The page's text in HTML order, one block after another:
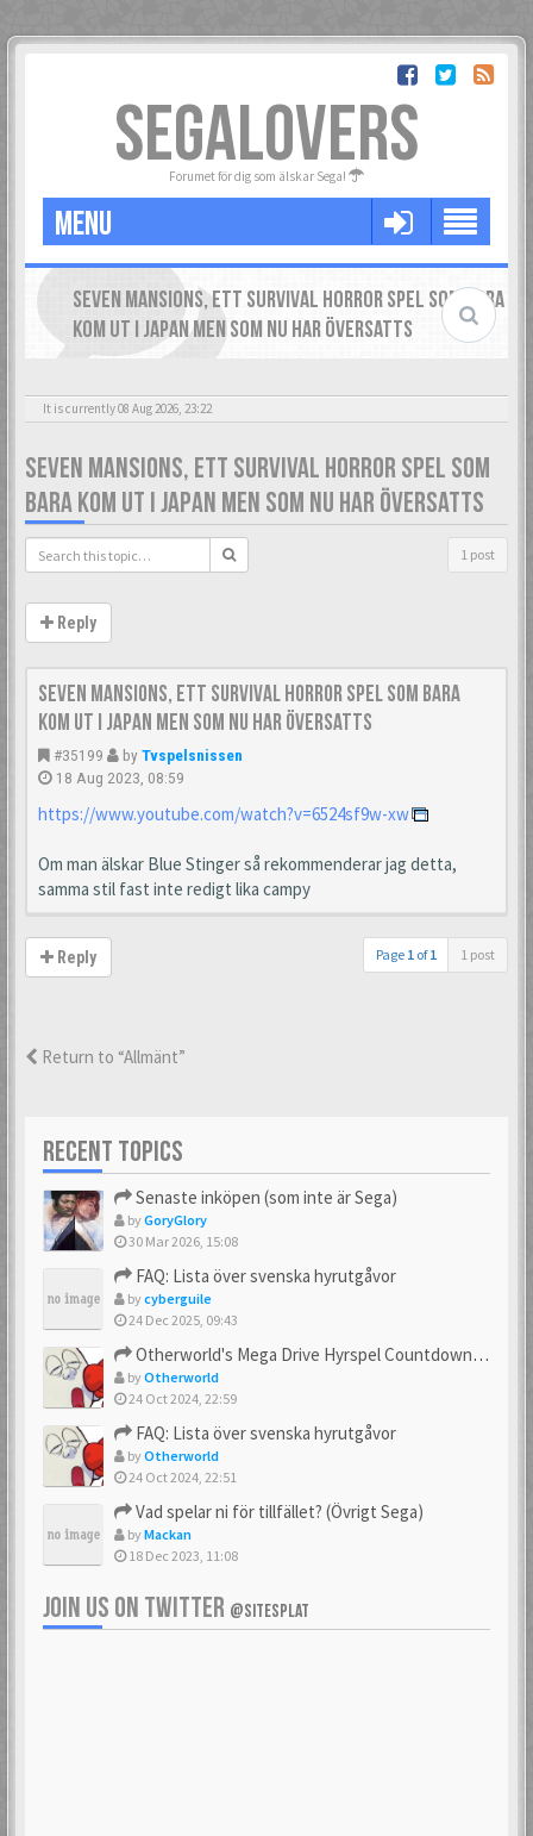
SEGALOVERS
Forumet för dig som älskar Sega!
MENU
SEVEN MANSIONS, ETT SURVIVAL HORROR SPEL SOM BARA
KOM UT I JAPAN MEN SOM NU HAR ÖVERSATTS
It is currently 08 Aug 2026, 23:22
SEVEN MANSIONS, ETT SURVIVAL HORROR SPEL SOM
BARA KOM UT I JAPAN MEN SOM NU HAR ÖVERSATTS
1 post
Reply
Seven Mansions, ett survival horror spel som bara
kom ut i Japan men som nu har översatts
#35199 by Tvspelsnissen
18 Aug 2023, 08:59
https://www.youtube.com/watch?v=6524sf9w-xw
Om man älskar Blue Stinger så rekommenderar jag detta,
samma stil fast inte redigt lika campy
Reply Page 1 of1 1 post
Return to “Allmänt”
RECENT TOPICS
Senaste inköpen (som inte är Sega)
byGoryGlory
30 Mar 2026, 15:08
FAQ: Lista över svenska hyrutgåvor
bycyberguile
24 Dec 2025, 09:43
Otherworld's Mega Drive Hyrspel Countdown Tråd!
byOtherworld
24 Oct 2024, 22:59
FAQ: Lista över svenska hyrutgåvor
byOtherworld
24 Oct 2024, 22:51
Vad spelar ni för tillfället? (Övrigt Sega)
byMackan
18 Dec 2023, 11:08
JOIN US ON TWITTER @SITESPLAT